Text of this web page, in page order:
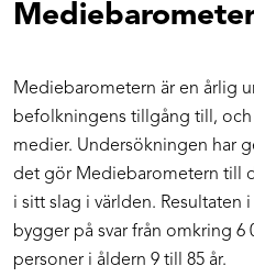
Mediebarometern är en årlig
befolkningens tillgång till, och
medier. Undersökningen har
det gör Mediebarometern till
i sitt slag i världen. Resultaten
bygger på svar från omkring 6
personer i åldern 9 till 85 år.